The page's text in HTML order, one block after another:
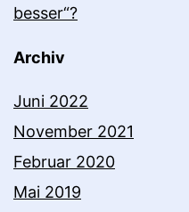
besser“?
Archiv
Juni 2022
November 2021
Februar 2020
Mai 2019